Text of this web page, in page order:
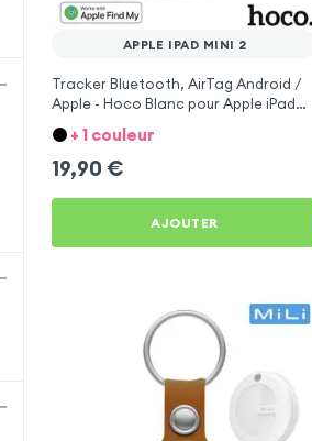
APPLE IPAD MINI 2
Tracker Bluetooth, AirTag Android /
Apple - Hoco Blanc pour Apple iPad
Mini 2
+ 1 couleur
19,90 €
AJOUTER